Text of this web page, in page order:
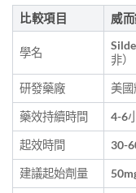
比較項目 威
學名
非）
研發藥廠 美國
藥效持續時間 4-6
起效時間 30-
建議起始劑量